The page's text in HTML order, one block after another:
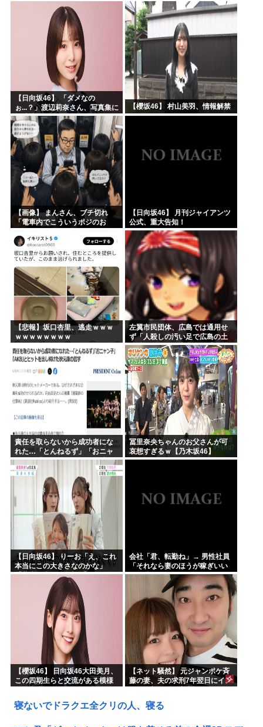
意した「1通の通知」
【日向坂46】 「ダメなの
ぉ...？」渡辺莉奈さん、写真集に
興味津々
【櫻坂46】 村山美羽、情報解禁
【画像】 まんさん、ブチ切れ
「電車内でこういうポジのお
【日向坂46】 月刊ジャイアンツ
公式、重大告知！
【悲報】坂口杏里、逃走ｗｗｗ
ｗｗｗｗｗｗｗｗ
左翼市民団体、広島では通用せ
ず「人殺しの汚い足で広島の土
を踏むな！」→広島県民「お前
らの方が汚いんじゃ！」「ワシ
らが広島県民じゃ」
責任を取らないから成功者にな
れた…「とんねるず」「おニャ
ン子」「AKB」とヒットを出し
続けた秋元康の哲学！！！
冨里奈央ちゃんのお父さんが可
哀想すぎるｗ【乃木坂46】
【日向坂46】 りーお「え、これ
本当にこの大きさなのかな」
【藤嶌果歩 1st写真集】
会社「君、転勤ね」→ 男性社員
「それなら妻のほうが稼ぎいい
んで辞めます」⇒ 結果・・・
【櫻坂46】 日向坂46大田美月、
この四期生らと交流がある模様
【ネット騒然】 元ジャンポケ斉
藤の妻、夫の求刑7年翌日にイン
バすぎる…
寝ないでドラクエ全クリの人、寝る